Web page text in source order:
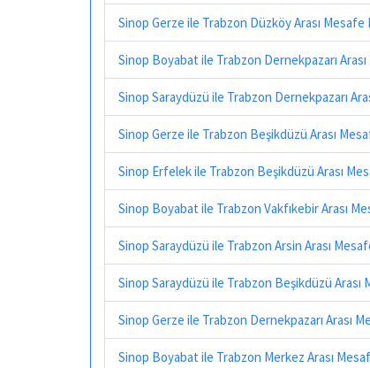
Sinop Gerze ile Trabzon Düzköy Arası
Sinop Boyabat ile Trabzon Dernekpazarı
Sinop Saraydüzü ile Trabzon Dernekpazarı
Sinop Gerze ile Trabzon Beşikdüzü Arası
Sinop Erfelek ile Trabzon Beşikdüzü Arası
Sinop Boyabat ile Trabzon Vakfıkebir Arası
Sinop Saraydüzü ile Trabzon Arsin Arası
Sinop Saraydüzü ile Trabzon Beşikdüzü Arası
Sinop Gerze ile Trabzon Dernekpazarı Arası
Sinop Boyabat ile Trabzon Merkez Arası